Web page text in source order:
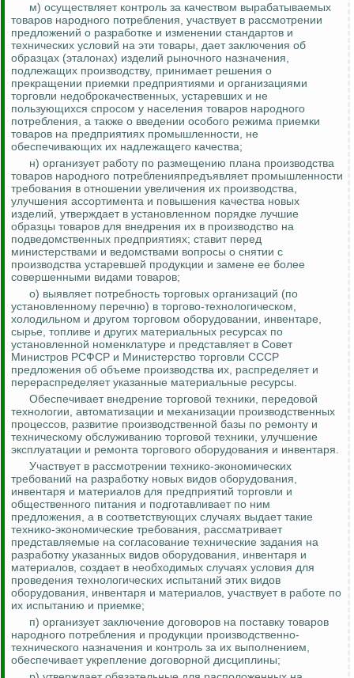
м) осуществляет контроль за качеством вырабатываемых
товаров народного потребления, участвует в рассмотрении
предложений о разработке и изменении стандартов и
технических условий на эти товары, дает заключения об
образцах (эталонах) изделий рыночного назначения,
подлежащих производству, принимает решения о
прекращении приемки предприятиями и организациями
торговли недоброкачественных, устаревших и не
пользующихся спросом у населения товаров народного
потребления, а также о введении особого режима приемки
товаров на предприятиях промышленности, не
обеспечивающих их надлежащего качества;
н) организует работу по размещению плана производства
товаров народного потребленияпредъявляет промышленности
требования в отношении увеличения их производства,
улучшения ассортимента и повышения качества новых
изделий, утверждает в установленном порядке лучшие
образцы товаров для внедрения их в производство на
подведомственных предприятиях; ставит перед
министерствами и ведомствами вопросы о снятии с
производства устаревшей продукции и замене ее более
совершенными видами товаров;
о) выявляет потребность торговых организаций (по
установленному перечню) в торгово-технологическом,
холодильном и другом торговом оборудовании, инвентаре,
сырье, топливе и других материальных ресурсах по
установленной номенклатуре и представляет в Совет
Министров РСФСР и Министерство торговли СССР
предложения об объеме производства их, распределяет и
перераспределяет указанные материальные ресурсы.
Обеспечивает внедрение торговой техники, передовой
технологии, автоматизации и механизации производственных
процессов, развитие производственной базы по ремонту и
техническому обслуживанию торговой техники, улучшение
эксплуатации и ремонта торгового оборудования и инвентаря.
Участвует в рассмотрении технико-экономических
требований на разработку новых видов оборудования,
инвентаря и материалов для предприятий торговли и
общественного питания и подготавливает по ним
предложения, а в соответствующих случаях выдает такие
технико-экономические требования, рассматривает
представляемые на согласование технические задания на
разработку указанных видов оборудования, инвентаря и
материалов, создает в необходимых случаях условия для
проведения технологических испытаний этих видов
оборудования, инвентаря и материалов, участвует в работе по
их испытанию и приемке;
п) организует заключение договоров на поставку товаров
народного потребления и продукции производственно-
технического назначения и контроль за их выполнением,
обеспечивает укрепление договорной дисциплины;